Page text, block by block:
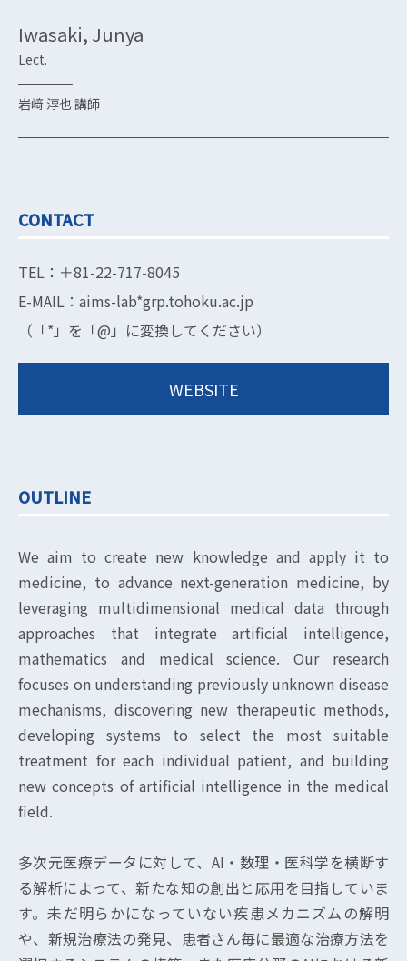
Iwasaki, Junya
Lect.
岩﨑 淳也 講師
CONTACT
TEL：＋81-22-717-8045
E-MAIL：aims-lab*grp.tohoku.ac.jp
（「*」を「@」に変換してください）
WEBSITE
OUTLINE
We aim to create new knowledge and apply it to
medicine, to advance next-generation medicine, by
leveraging multidimensional medical data through
approaches that integrate artificial intelligence,
mathematics and medical science. Our research
focuses on understanding previously unknown disease
mechanisms, discovering new therapeutic methods,
developing systems to select the most suitable
treatment for each individual patient, and building
new concepts of artificial intelligence in the medical
field.
多次元医療データに対して、AI・数理・医科学を横断す
る解析によって、新たな知の創出と応用を目指していま
す。未だ明らかになっていない疾患メカニズムの解明
や、新規治療法の発見、患者さん毎に最適な治療方法を